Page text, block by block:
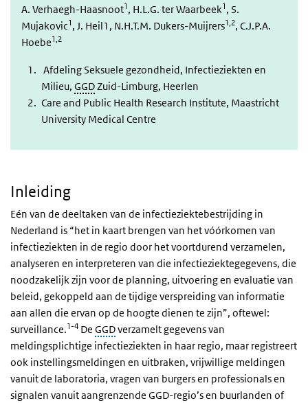
A. Verhaegh-Haasnoot1, H.L.G. ter Waarbeek1, S.
Mujakovic1, J. Heil1, N.H.T.M. Dukers-Muijrers1,2, C.J.P.A.
Hoebe1,2
Afdeling Seksuele gezondheid, Infectieziekten en
Milieu, GGDZuid-Limburg, Heerlen
Care and Public Health Research Institute, Maastricht
University Medical Centre
Inleiding
Eén van de deeltaken van de infectieziektebestrijding in
Nederland is “het in kaart brengen van het vóórkomen van
infectieziekten in de regio door het voortdurend verzamelen,
analyseren en interpreteren van die infectieziektegegevens, die
noodzakelijk zijn voor de planning, uitvoering en evaluatie van
beleid, gekoppeld aan de tijdige verspreiding van informatie
aan allen die ervan op de hoogte dienen te zijn”, oftewel:
surveillance.1-4 De GGDverzamelt gegevens van
meldingsplichtige infectieziekten in haar regio, maar registreert
ook instellingsmeldingen en uitbraken, vrijwillige meldingen
vanuit de laboratoria, vragen van burgers en professionals en
signalen vanuit aangrenzende GGD-regio’s en buurlanden of